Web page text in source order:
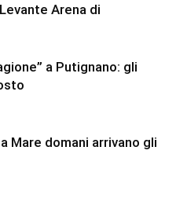
Arena di
a Putignano: gli
Mare domani arrivano gli